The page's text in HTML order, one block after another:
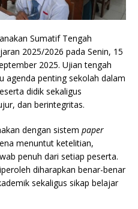
Sumatif Tengah
2025/2026 pada Senin, 15
2025. Ujian tengah
agenda penting sekolah dalam
didik sekaligus
dan berintegritas.
dengan sistem paper
menuntut ketelitian,
penuh dari setiap peserta.
diharapkan benar-benar
sekaligus sikap belajar